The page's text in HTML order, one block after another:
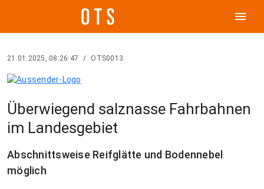
menu
21.01.2025, 08:26:47 / OTS0013
Überwiegend salznasse Fahrbahnen
im Landesgebiet
Abschnittsweise Reifglätte und Bodennebel
möglich